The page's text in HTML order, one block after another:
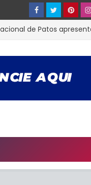
de Patos apresenta